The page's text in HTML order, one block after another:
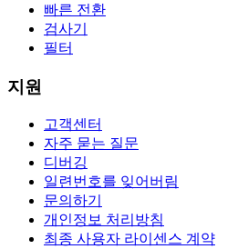
빠른 전환
검사기
필터
지원
고객센터
자주 묻는 질문
디버깅
일련번호를 잊어버림
문의하기
개인정보 처리방침
최종 사용자 라이센스 계약